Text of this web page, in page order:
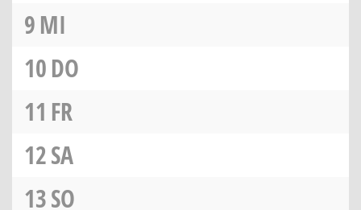
9MI
10DO
11 FR
12SA
13SO